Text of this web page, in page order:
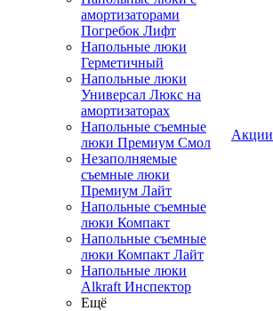
амортизаторами
Погребок Лифт
Напольные люки
Герметичный
Напольные люки
Универсал Люкс на
амортизаторах
Напольные съемные
люки Премиум Смол
Незаполняемые
съемные люки
Премиум Лайт
Напольные съемные
люки Компакт
Напольные съемные
люки Компакт Лайт
Напольные люки
Alkraft Инспектор
Ещё
Акции